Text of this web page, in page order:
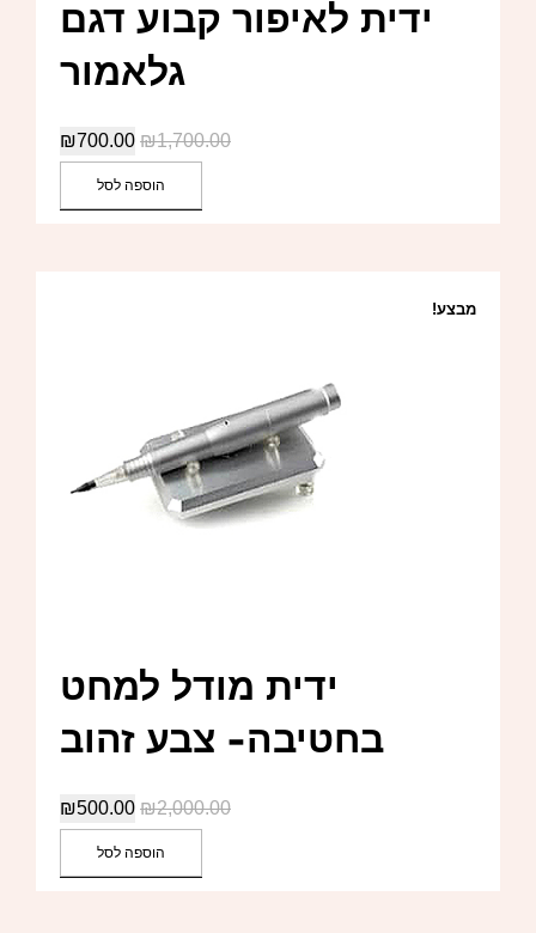
ידית לאיפור קבוע דגם
גלאמור
₪1,700.00
₪700.00
הוספה לסל
מבצע!
ידית מודל למחט
בחטיבה- צבע זהוב
₪2,000.00
₪500.00
הוספה לסל